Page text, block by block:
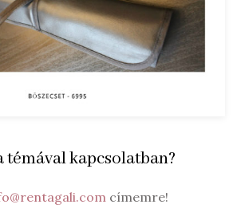
témával kapcsolatban?
címemre!